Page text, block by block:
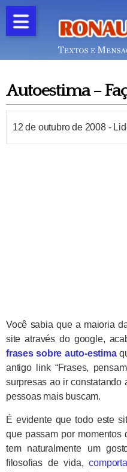
Autoestima –
12 de outubro de 2008-
Você sabia que a maioria
site através do google,
frases sobre auto-estima
antigo link “Frases,
surpresas ao ir constatando
pessoas mais buscam.
É evidente que todo este
que passam por momentos
tem naturalmente um
filosofias de vida,